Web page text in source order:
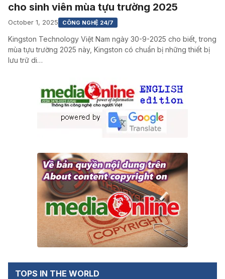
cho sinh viên mùa tựu trường 2025
October 1, 2025 CÔNG NGHỆ 24/7
Kingston Technology Việt Nam ngày 30-9-2025 cho biết, trong
mùa tựu trường 2025 này, Kingston có chuẩn bị những thiết bị
lưu trữ di…
TOPS IN THE WORLD